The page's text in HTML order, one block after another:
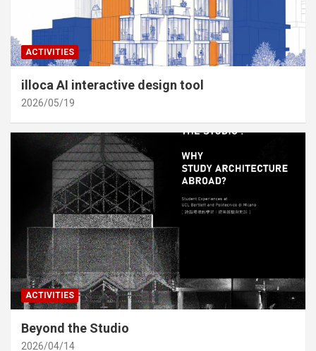
ACTIVITIES
illoca AI interactive design tool
2026/05/19
ACTIVITIES
Beyond the Studio
2026/04/14